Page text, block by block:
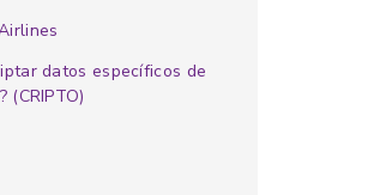
datos específicos de
(CRIPTO)